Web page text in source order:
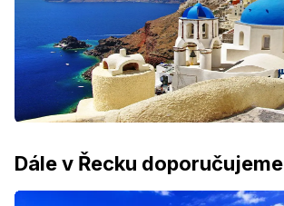
Dále v Řecku doporučujeme